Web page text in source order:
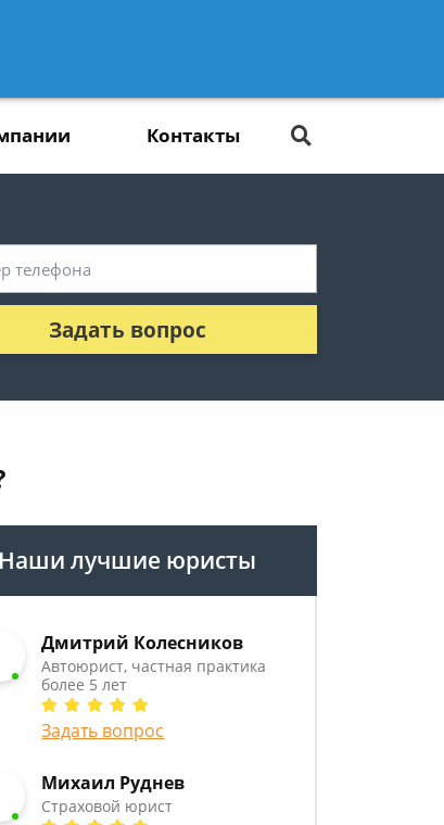
Контакты
Задать вопрос
Наши лучшие юристы
Дмитрий Колесников
Автоюрист, частная практика
более 5 лет
Задать вопрос
Михаил Руднев
Страховой юрист